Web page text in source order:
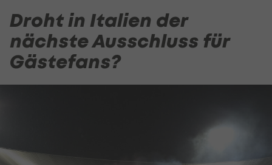
Droht in Italien der
nächste Ausschluss für
Gästefans?